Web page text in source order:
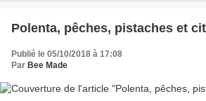
Polenta, pêches, pistaches et
Publié le 05/10/2018 à 17:08
Par Bee Made